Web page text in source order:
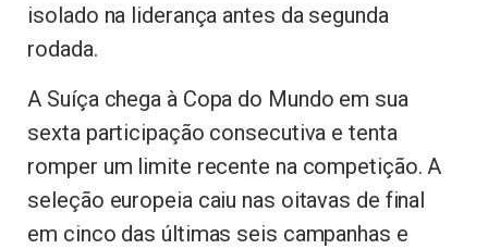
isolado na liderança antes da segunda
rodada.
A Suíça chega à Copa do Mundo em sua
sexta participação consecutiva e tenta
romper um limite recente na competição. A
seleção europeia caiu nas oitavas de final
em cinco das últimas seis campanhas e